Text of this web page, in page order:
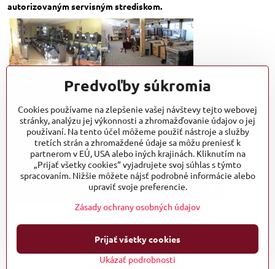
autorizovaným servisným strediskom.
©2026Copyright
Predvoľby súkromiaZásady ochrany osobných údajov
Vytvorené pomocou:BiznisWeb.sk
Predvoľby súkromia
Cookies používame na zlepšenie vašej návštevy tejto webovej
stránky, analýzu jej výkonnosti a zhromažďovanie údajov o jej
používaní. Na tento účel môžeme použiť nástroje a služby
tretích strán a zhromaždené údaje sa môžu preniesť k
partnerom v EÚ, USA alebo iných krajinách. Kliknutím na
„Prijať všetky cookies“ vyjadrujete svoj súhlas s týmto
spracovaním. Nižšie môžete nájsť podrobné informácie alebo
upraviť svoje preferencie.
Zásady ochrany osobných údajov
Ukázať podrobnosti
Prijať všetky cookies